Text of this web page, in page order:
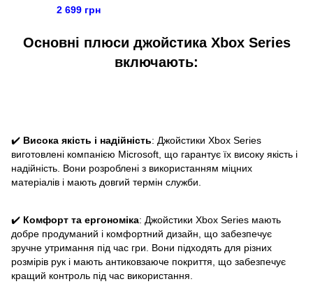
2 699 грн
Основні плюси джойстика Xbox Series
включають:
✔️ Висока якість і надійність: Джойстики Xbox Series
виготовлені компанією Microsoft, що гарантує їх високу якість і
надійність. Вони розроблені з використанням міцних
матеріалів і мають довгий термін служби.
✔️ Комфорт та ергономіка: Джойстики Xbox Series мають
добре продуманий і комфортний дизайн, що забезпечує
зручне утримання під час гри. Вони підходять для різних
розмірів рук і мають антиковзаюче покриття, що забезпечує
кращий контроль під час використання.